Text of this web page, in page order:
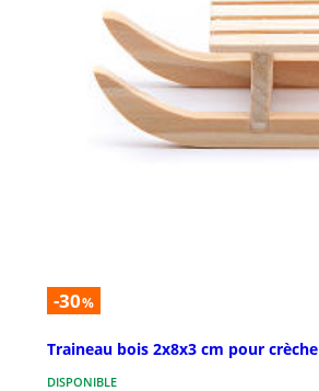
-30%
Traineau bois 2x8x3 cm pour crèche
DISPONIBLE